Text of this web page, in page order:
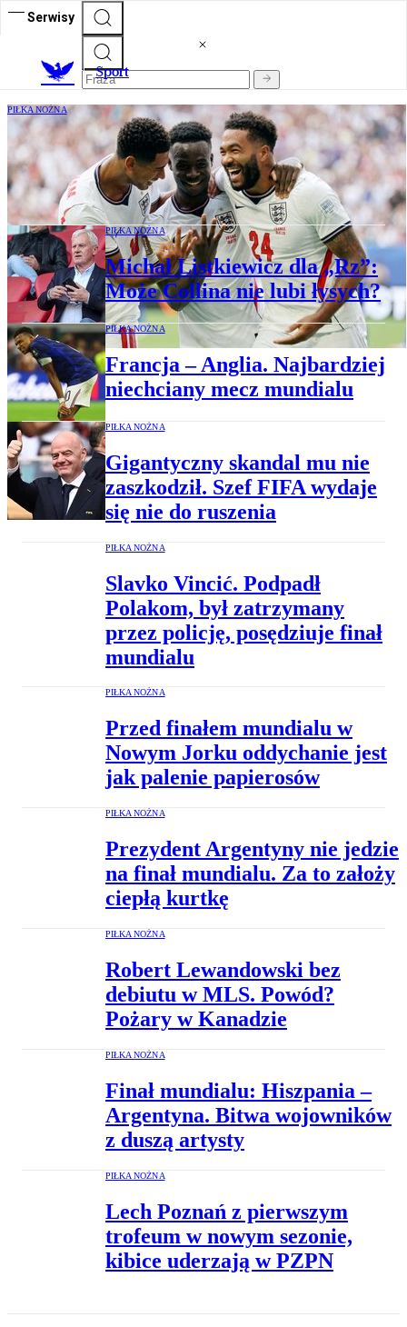
Serwisy
Sport
PIŁKA NOŻNA
Anglicy zepsuli pożegnanie Didiera
Deschampsa. Psychologiczna gra Tuchela
przyniosła efekt
PIŁKA NOŻNA
Michał Listkiewicz dla „Rz”:
Może Collina nie lubi łysych?
PIŁKA NOŻNA
Francja – Anglia. Najbardziej
niechciany mecz mundialu
PIŁKA NOŻNA
Gigantyczny skandal mu nie
zaszkodził. Szef FIFA wydaje
się nie do ruszenia
PIŁKA NOŻNA
Slavko Vincić. Podpadł
Polakom, był zatrzymany
przez policję, posędziuje finał
mundialu
PIŁKA NOŻNA
Przed finałem mundialu w
Nowym Jorku oddychanie jest
jak palenie papierosów
PIŁKA NOŻNA
Prezydent Argentyny nie jedzie
na finał mundialu. Za to założy
ciepłą kurtkę
PIŁKA NOŻNA
Robert Lewandowski bez
debiutu w MLS. Powód?
Pożary w Kanadzie
PIŁKA NOŻNA
Finał mundialu: Hiszpania –
Argentyna. Bitwa wojowników
z duszą artysty
PIŁKA NOŻNA
Lech Poznań z pierwszym
trofeum w nowym sezonie,
kibice uderzają w PZPN